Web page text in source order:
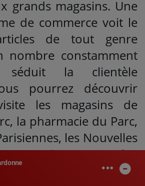
grands magasins. Une
de commerce voit le
de tout genre
nombre constamment
séduit la clientèle
pourrez découvrir
les magasins de
la pharmacie du Parc,
les Nouvelles
Marocains… Pour plus
sur cette visite guidée